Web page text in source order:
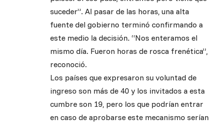
suceder”. Al pasar de las horas, una alta
fuente del gobierno terminó confirmando a
este medio la decisión. “Nos enteramos el
mismo día. Fueron horas de rosca frenética”,
reconoció.
Los países que expresaron su voluntad de
ingreso son más de 40 y los invitados a esta
cumbre son 19, pero los que podrían entrar
en caso de aprobarse este mecanismo serían